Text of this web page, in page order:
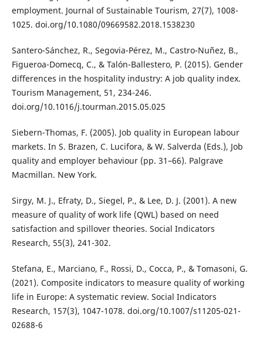
employment. Journal of Sustainable Tourism, 27(7), 1008-
1025. doi.org/10.1080/09669582.2018.1538230
Santero-Sánchez, R., Segovia-Pérez, M., Castro-Nuñez, B.,
Figueroa-Domecq, C., & Talón-Ballestero, P. (2015). Gender
differences in the hospitality industry: A job quality index.
Tourism Management, 51, 234-246.
doi.org/10.1016/j.tourman.2015.05.025
Siebern-Thomas, F. (2005). Job quality in European labour
markets. In S. Brazen, C. Lucifora, & W. Salverda (Eds.), Job
quality and employer behaviour (pp. 31–66). Palgrave
Macmillan. New York.
Sirgy, M. J., Efraty, D., Siegel, P., & Lee, D. J. (2001). A new
measure of quality of work life (QWL) based on need
satisfaction and spillover theories. Social Indicators
Research, 55(3), 241-302.
Stefana, E., Marciano, F., Rossi, D., Cocca, P., & Tomasoni, G.
(2021). Composite indicators to measure quality of working
life in Europe: A systematic review. Social Indicators
Research, 157(3), 1047-1078. doi.org/10.1007/s11205-021-
02688-6